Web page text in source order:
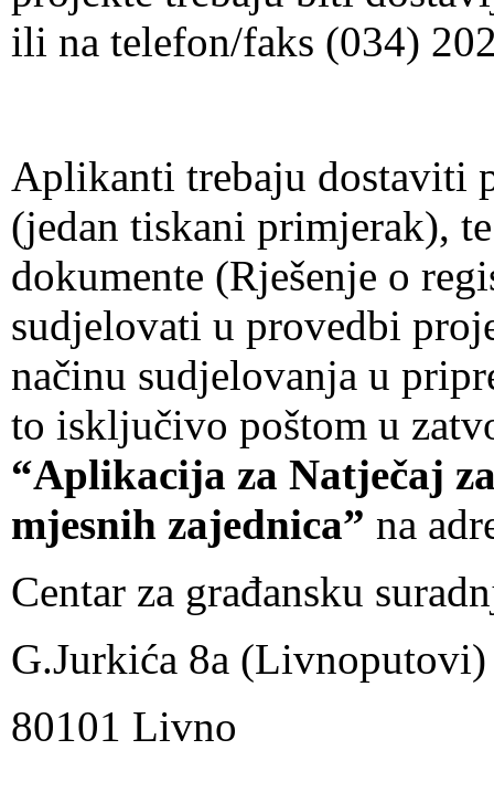
ili na telefon/faks (034)
Aplikanti trebaju dostaviti
(jedan tiskani primjerak),
dokumente (Rješenje o
sudjelovati u provedbi
načinu sudjelovanja u
to isključivo poštom u
“Aplikacija za Natječaj
mjesnih zajednica” na
Centar za građansku
G.Jurkića 8a (Livnoputovi)
80101 Livno